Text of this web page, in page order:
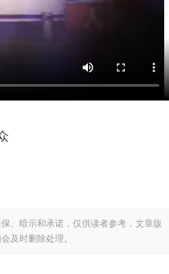
、暗示和承诺，仅供读者参考，文章版
及时删除处理。